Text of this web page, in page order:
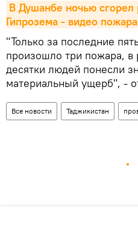
В Душанбе ночью
Гипрозема - видео пожара
"Только за последние
произошло три пожара, в
десятки людей понесли
материальный ущерб", -
Все новости Таджикистан